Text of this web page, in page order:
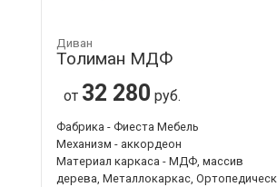
Диван
Толиман МДФ
от 32 280 руб.
Фабрика - Фиеста Мебель
Механизм - аккордеон
Материал каркаса - МДФ, массив
дерева, Металлокаркас,